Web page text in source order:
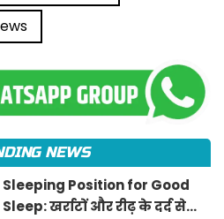
NEWS
Sleeping Position for Good
Sleep: खर्राटों और रीढ़ के दर्द से